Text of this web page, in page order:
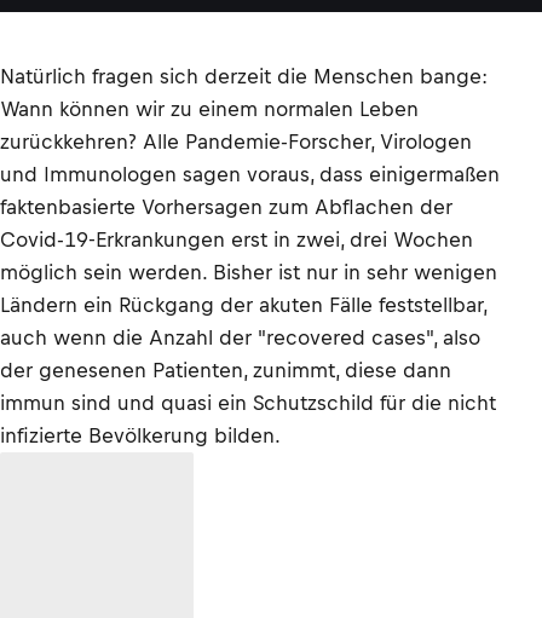
Natürlich fragen sich derzeit die Menschen bange:
Wann können wir zu einem normalen Leben
zurückkehren? Alle Pandemie-Forscher, Virologen
und Immunologen sagen voraus, dass einigermaßen
faktenbasierte Vorhersagen zum Abflachen der
Covid-19-Erkrankungen erst in zwei, drei Wochen
möglich sein werden. Bisher ist nur in sehr wenigen
Ländern ein Rückgang der akuten Fälle feststellbar,
auch wenn die Anzahl der "recovered cases", also
der genesenen Patienten, zunimmt, diese dann
immun sind und quasi ein Schutzschild für die nicht
infizierte Bevölkerung bilden.